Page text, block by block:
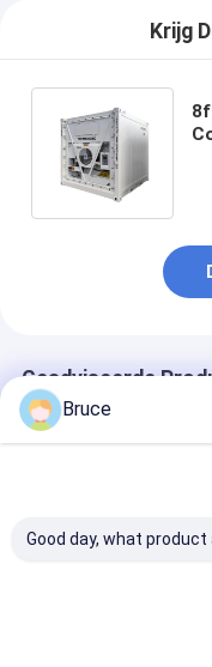
Krijg
Geadviseerde
Bruce
Good day, what product